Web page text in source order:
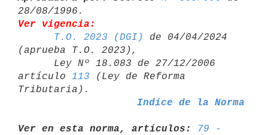
Ver vigencia:
T.O. 2023 (DGI)
de 04/04/2024
(aprueba T.O. 2023),
artículo 113 (Ley de Reforma
Indice de la Norma
Ver en esta norma, artículos:
79 -